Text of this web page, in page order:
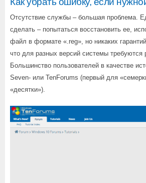
Отсутствие службы – большая проблема.
сделать – попытаться восстановить ее,
файл в формате «.reg», но никаких
что для разных версий системы требуются
Большинство пользователей в качестве
Seven- или TenForums (первый для
«десятки»).